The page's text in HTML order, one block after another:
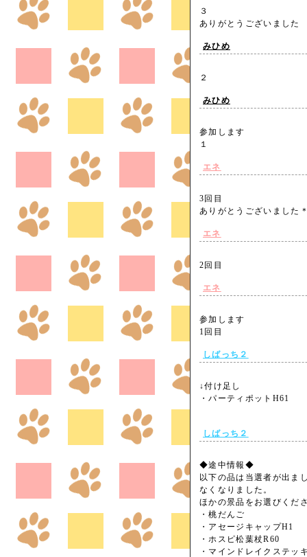
３
ありがとうございまし
みひめ
２
みひめ
参加します
１
エネ
3回目
ありがとうございまし
エネ
2回目
エネ
参加します
1回目
しばっち２
↓付け足し
・パーティポットH61
しばっち２
◆途中情報◆
以下の品は当選者が出ま
なくなりました。
ほかの景品をお選びくだ
・桃だんご
・アセージキャップH1
・ホスピ松葉杖R60
・マインドレイクステッ